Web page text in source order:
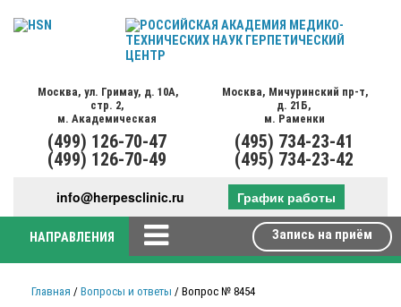
Москва, ул. Гримау, д. 10А,
стр. 2,
м. Академическая
(499) 126-70-47
(499) 126-70-49
Москва, Мичуринский пр-т,
д. 21Б,
м. Раменки
(495) 734-23-41
(495) 734-23-42
info@herpesclinic.ru График работы
НАПРАВЛЕНИЯ Запись на приём
Главная / Вопросы и ответы / Вопрос № 8454